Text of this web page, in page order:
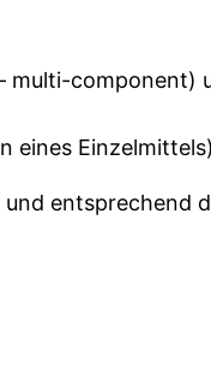
multi-component)
eines
entsprechend